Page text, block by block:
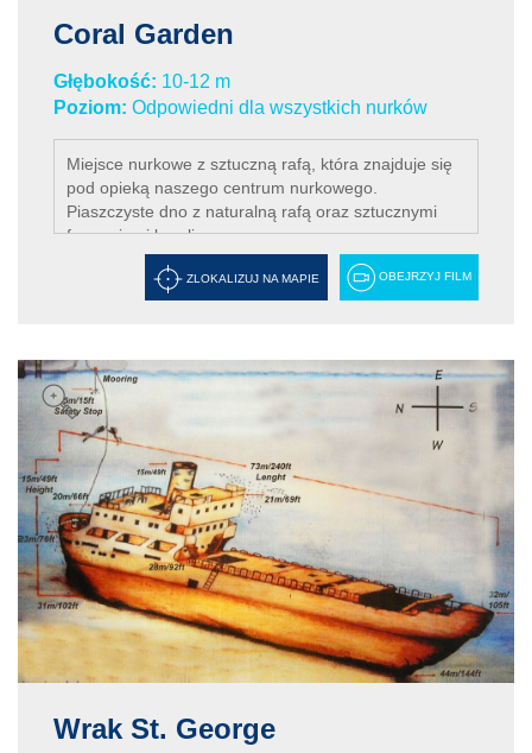
Coral Garden
Głębokość: 10-12 m
Poziom: Odpowiedni dla wszystkich nurków
Miejsce nurkowe z sztuczną rafą, która znajduje się
pod opieką naszego centrum nurkowego.
Piaszczyste dno z naturalną rafą oraz sztucznymi
formacjami korali.
OBEJRZYJ FILM
ZLOKALIZUJ NA MAPIE
Wrak St. George